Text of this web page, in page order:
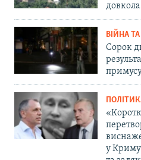
довкола
ВІЙНА
Сорок
у